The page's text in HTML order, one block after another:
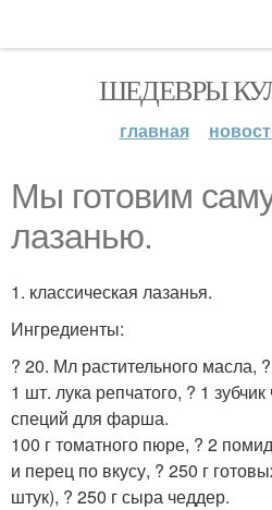
ШЕДЕВРЫ
главная
Мы готовим
лазанью.
1. классическая лазанья.
Ингредиенты:
? 20. Мл растительного масла,
1 шт. лука репчатого, ? 1
специй для фарша.
100 г томатного пюре, ? 2
и перец по вкусу, ? 250 г
штук), ? 250 г сыра чеддер.